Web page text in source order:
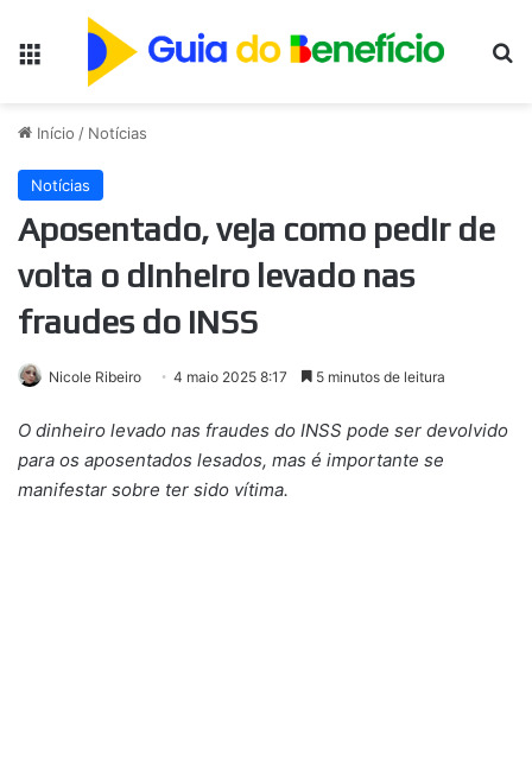
Início / Notícias
Notícias
Aposentado, veja como pedir de
volta o dinheiro levado nas
fraudes do INSS
Nicole Ribeiro 4 maio 2025 8:17 5 minutos de leitura
O dinheiro levado nas fraudes do INSS pode ser devolvido
para os aposentados lesados, mas é importante se
manifestar sobre ter sido vítima.